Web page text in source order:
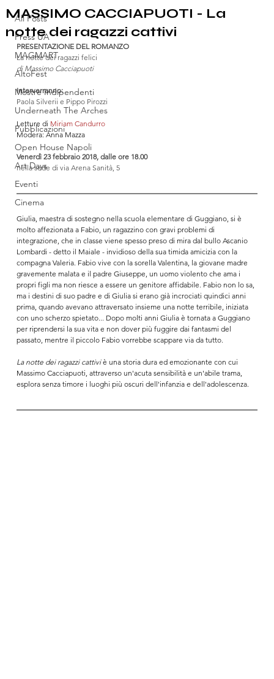
All Posts
Press UA
MAGMART
AltoFest
Mostre Indipendenti
Underneath The Arches
Pubblicazioni
Open House Napoli
Art Days
Eventi
Cinema
MASSIMO CACCIAPUOTI - La
notte dei ragazzi cattivi
PRESENTAZIONE DEL ROMANZO
La notte dei ragazzi felici
di Massimo Cacciapuoti
Interverranno:
Paola Silverii e Pippo Pirozzi
Letture di Miriam Candurro
Modera: Anna Mazza
Venerdì 23 febbraio 2018, dalle ore 18.00
nella sede di via Arena Sanità, 5
Giulia, maestra di sostegno nella scuola elementare di Guggiano, si è
molto affezionata a Fabio, un ragazzino con gravi problemi di
integrazione, che in classe viene spesso preso di mira dal bullo Ascanio
Lombardi - detto il Maiale - invidioso della sua timida amicizia con la
compagna Valeria. Fabio vive con la sorella Valentina, la giovane madre
gravemente malata e il padre Giuseppe, un uomo violento che ama i
propri figli ma non riesce a essere un genitore affidabile. Fabio non lo sa,
ma i destini di suo padre e di Giulia si erano già incrociati quindici anni
prima, quando avevano attraversato insieme una notte terribile, iniziata
con uno scherzo spietato... Dopo molti anni Giulia è tornata a Guggiano
per riprendersi la sua vita e non dover più fuggire dai fantasmi del
passato, mentre il piccolo Fabio vorrebbe scappare via da tutto.
La notte dei ragazzi cattivi è una storia dura ed emozionante con cui
Massimo Cacciapuoti, attraverso un'acuta sensibilità e un'abile trama,
esplora senza timore i luoghi più oscuri dell'infanzia e dell'adolescenza.